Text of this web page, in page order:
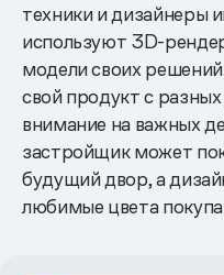
техники и дизайнеры
используют 3D-
модели своих
свой продукт с
внимание на важных
застройщик может
будущий двор, а
любимые цвета